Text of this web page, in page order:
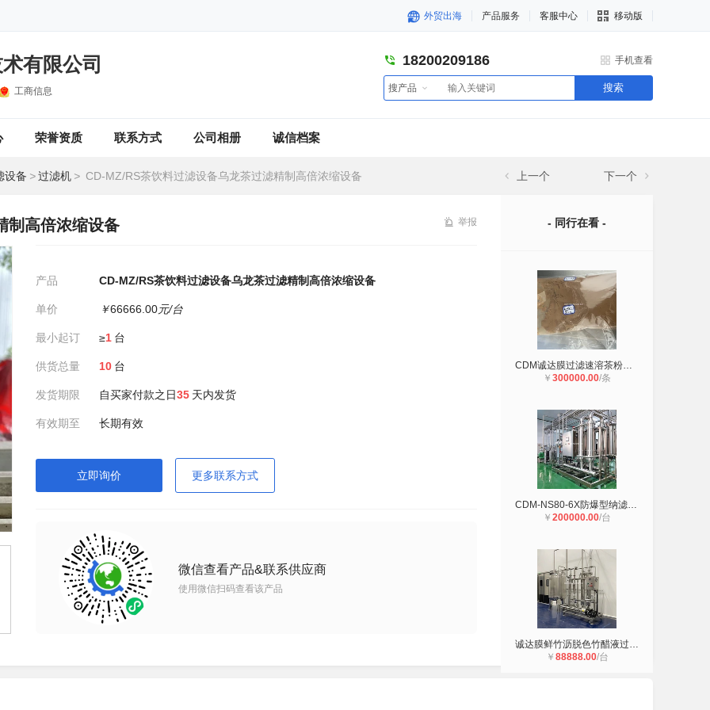
外贸出海 产品服务 客服中心 移动版
有限公司
工商信息
18200209186 手机查看
搜产品 搜索
荣誉资质 联系方式 公司相册 诚信档案
设备 >过滤机 > CD-MZ/RS茶饮料过滤设备乌龙茶过滤精制高倍浓缩设备 上一个 下一个
制高倍浓缩设备 举报
产品 CD-MZ/RS茶饮料过滤设备乌龙茶过滤精制高倍浓缩设备
单价 ￥66666.00元/台
最小起订 ≥1 台
供货总量 10 台
发货期限 自买家付款之日35 天内发货
有效期至 长期有效
立即询价 更多联系方式
微信查看产品&联系供应商
使用微信扫码查看该产品
- 同行在看 -
CDM诚达膜过滤速溶茶粉速溶咖啡生产
￥ 300000.00/条
CDM-NS80-6X防爆型纳滤膜反渗透膜浓
￥ 200000.00/台
诚达膜鲜竹沥脱色竹醋液过滤成套膜分
￥ 88888.00/台